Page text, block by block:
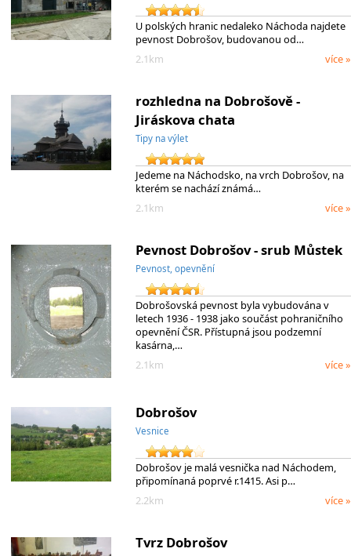
U polských hranic nedaleko Náchoda najdete
pevnost Dobrošov, budovanou od…
2.1km
více »
rozhledna na Dobrošově -
Jiráskova chata
Tipy na výlet
Jedeme na Náchodsko, na vrch Dobrošov, na
kterém se nachází známá…
2.1km
více »
Pevnost Dobrošov - srub Můstek
Pevnost, opevnění
Dobrošovská pevnost byla vybudována v
letech 1936 - 1938 jako součást pohraničního
opevnění ČSR. Přístupná jsou podzemní
kasárna,…
2.1km
více »
Dobrošov
Vesnice
Dobrošov je malá vesnička nad Náchodem,
připomínaná poprvé r.1415. Asi p…
2.2km
více »
Tvrz Dobrošov